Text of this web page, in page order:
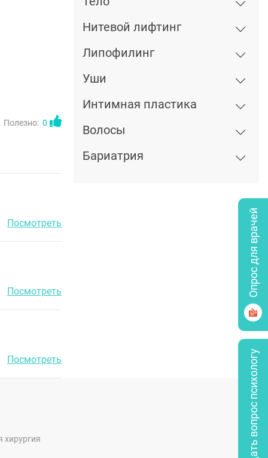
Полезно: 0
Посмотреть
Посмотреть
Посмотреть
Нитевой лифтинг
Липофилинг
Уши
Интимная пластика
Волосы
Бариатрия
хирургия
Опрос для врачей
Задать вопрос психологу